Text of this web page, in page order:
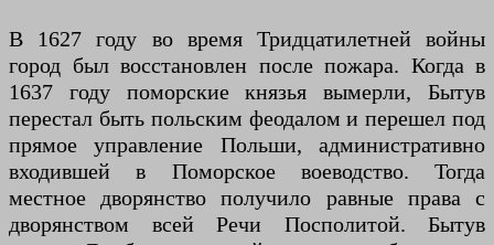
В 1627 году во время Тридцатилетней войны
город был восстановлен после пожара. Когда в
1637 году поморские князья вымерли, Бытув
перестал быть польским феодалом и перешел под
прямое управление Польши, административно
входившей в Поморское воеводство. Тогда
местное дворянство получило равные права с
дворянством всей Речи Посполитой. Бытув